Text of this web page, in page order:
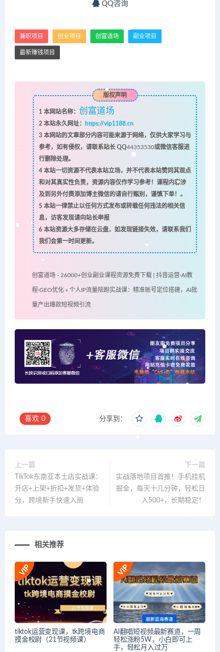
QQ咨询
兼职项目 创业项目 创富道场 副业项目
最新赚钱项目
版权声明
1 本网站名称： 创富道场
2本站永久网址：
https://vip1188.cn
3本网站的文章部分内容可能来源于网络，仅供大家学习与
参考，如有侵权，请联系站长 QQ44353530或微信客服进
行删除处理。
4本站一切资源不代表本站立场，并不代表本站赞同其观点
和对其真实性负责，资源内容仅作学习参考！课程内容涉
及到另外付费添加博主微信的请自行甄别，谨慎下单！。
5本站一律禁止以任何方式发布或转载任何违法的相关信
息，访客发现请向站长举报
6本站资源大多存储在云盘，如发现链接失效，请联系我们
我们会第一时间更新。
创富道场 - 26000+创业副业课程资源免费下载 | 抖音运营·AI教
程·GEO优化 » 个人IP流量陪跑实战课：精准账号定位搭建，AI批
量产出爆款短视频引流
喜欢 0 分享到：
上一篇
TikTok东南亚本土店实战课：
开店+上架+折扣+发货+体验
分，跨境新手快速入局
下一篇
实战落地项目首推！手机挂机
掘金，每天十几分钟，轻松日
入500+，长期稳定！
相关推荐
tiktok运营变现课，tk跨境电商
摸金校尉（21节视频课）
AI翻唱短视频最新赛道，一周
轻松涨粉5W，小白即可上
手，轻松月入过万